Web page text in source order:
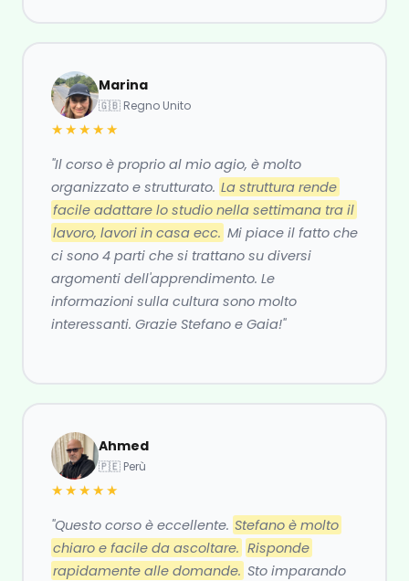
Marina
🇬🇧 Regno Unito
★★★★★
"Il corso è proprio al mio agio, è molto
organizzato e strutturato. La struttura rende
facile adattare lo studio nella settimana tra il
lavoro, lavori in casa ecc. Mi piace il fatto che
ci sono 4 parti che si trattano su diversi
argomenti dell'apprendimento. Le
informazioni sulla cultura sono molto
interessanti. Grazie Stefano e Gaia!"
Ahmed
🇵🇪 Perù
★★★★★
"Questo corso è eccellente. Stefano è molto
chiaro e facile da ascoltare. Risponde
rapidamente alle domande. Sto imparando